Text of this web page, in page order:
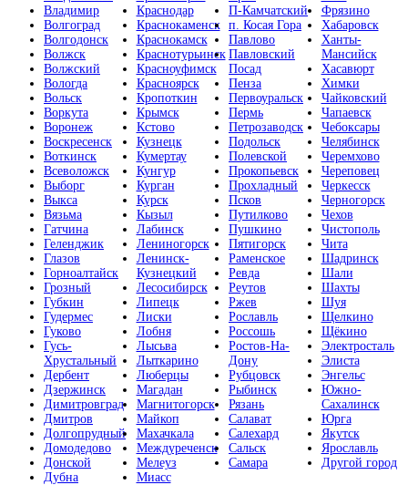
Владимир
Волгоград
Волгодонск
Волжск
Волжский
Вологда
Вольск
Воркута
Воронеж
Воскресенск
Воткинск
Всеволожск
Выборг
Выкса
Вязьма
Гатчина
Геленджик
Глазов
Горноалтайск
Грозный
Губкин
Гудермес
Гуково
Гусь-
Хрустальный
Дербент
Дзержинск
Димитровград
Дмитров
Долгопрудный
Домодедово
Донской
Дубна
Краснодар
Краснокаменск
Краснокамск
Краснотурьинск
Красноуфимск
Красноярск
Кропоткин
Крымск
Кстово
Кузнецк
Кумертау
Кунгур
Курган
Курск
Кызыл
Лабинск
Лениногорск
Ленинск-
Кузнецкий
Лесосибирск
Липецк
Лиски
Лобня
Лысьва
Лыткарино
Люберцы
Магадан
Магнитогорск
Майкоп
Махачкала
Междуреченск
Мелеуз
Миасс
П-Камчатский
п. Косая Гора
Павлово
Павловский
Посад
Пенза
Первоуральск
Пермь
Петрозаводск
Подольск
Полевской
Прокопьевск
Прохладный
Псков
Путилково
Пушкино
Пятигорск
Раменское
Ревда
Реутов
Ржев
Рославль
Россошь
Ростов-На-
Дону
Рубцовск
Рыбинск
Рязань
Салават
Салехард
Сальск
Самара
Фрязино
Хабаровск
Ханты-
Мансийск
Хасавюрт
Химки
Чайковский
Чапаевск
Чебоксары
Челябинск
Черемхово
Череповец
Черкесск
Черногорск
Чехов
Чистополь
Чита
Шадринск
Шали
Шахты
Шуя
Щелкино
Щёкино
Электросталь
Элиста
Энгельс
Южно-
Сахалинск
Юрга
Якутск
Ярославль
Другой город